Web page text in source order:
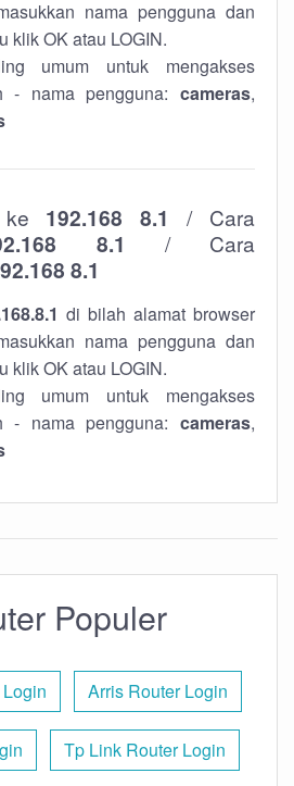
nama pengguna dan
klik OK atau LOGIN.
umum untuk mengakses
- nama pengguna: cameras,
192.168 8.1
/ Cara
8.1 / Cara
8.1
di bilah alamat browser
nama pengguna dan
klik OK atau LOGIN.
umum untuk mengakses
- nama pengguna: cameras,
Populer
Arris Router Login
Tp Link Router Login